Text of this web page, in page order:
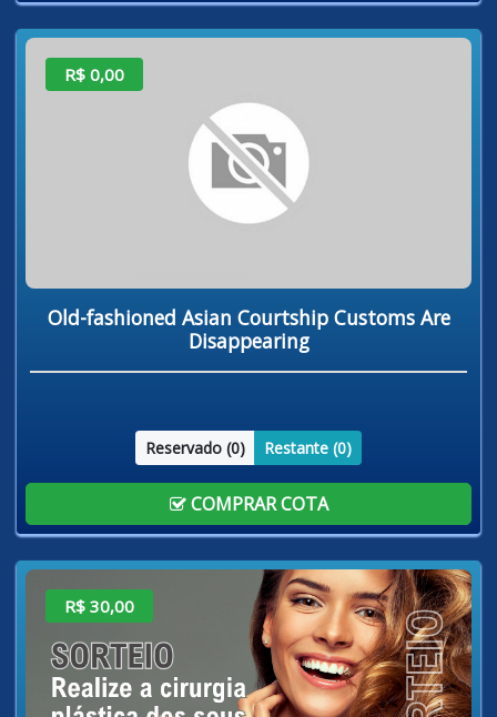
R$ 0,00
Old-fashioned Asian Courtship Customs Are
Disappearing
Reservado (0) Restante (0)
COMPRAR COTA
R$ 30,00